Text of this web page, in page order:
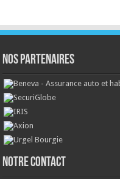
NOS PARTENAIRES
NOTRE CONTACT